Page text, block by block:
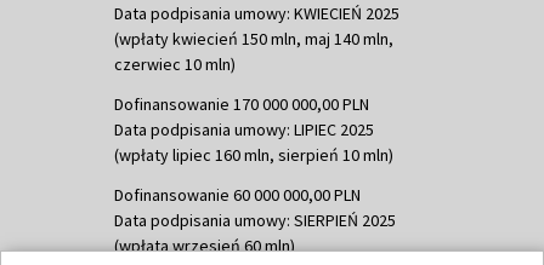
Data podpisania umowy: KWIECIEŃ 2025
(wpłaty kwiecień 150 mln, maj 140 mln,
czerwiec 10 mln)
Dofinansowanie 170 000 000,00 PLN
Data podpisania umowy: LIPIEC 2025
(wpłaty lipiec 160 mln, sierpień 10 mln)
Dofinansowanie 60 000 000,00 PLN
Data podpisania umowy: SIERPIEŃ 2025
(wpłata wrzesień 60 mln)